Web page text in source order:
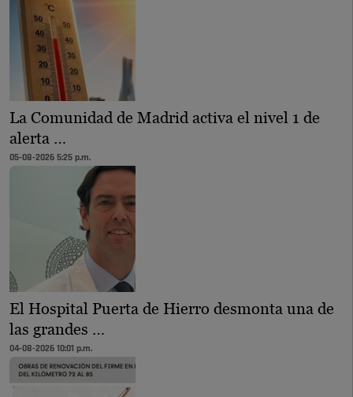
La Comunidad de Madrid activa el nivel 1 de
alerta …
05-08-2026 5:25 p.m.
El Hospital Puerta de Hierro desmonta una de
las grandes …
04-08-2026 10:01 p.m.